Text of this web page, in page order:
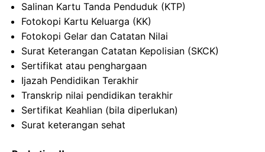
Salinan Kartu Tanda Penduduk (KTP)
Fotokopi Kartu Keluarga (KK)
Fotokopi Gelar dan Catatan Nilai
Surat Keterangan Catatan Kepolisian (SKCK)
Sertifikat atau penghargaan
Ijazah Pendidikan Terakhir
Transkrip nilai pendidikan terakhir
Sertifikat Keahlian (bila diperlukan)
Surat keterangan sehat